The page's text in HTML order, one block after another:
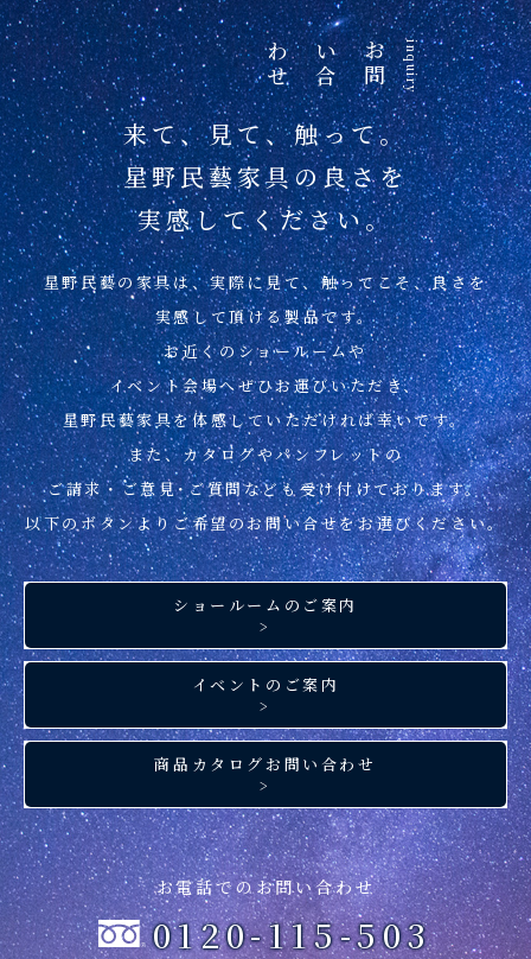
お
問
い
合
わ
せ inquiry
来て、見て、触って。
星野民藝家具の良さを
実感してください。
星野民藝の家具は、実際に見て、触ってこそ、良さを
実感して頂ける製品です。
お近くのショールームや
イベント会場へぜひお運びいただき、
星野民藝家具を体感していただければ幸いです。
また、カタログやパンフレットの
ご請求・ご意見･ご質問なども受け付けております。
以下のボタンよりご希望のお問い合せをお選びください。
ショールームのご案内
>
イベントのご案内
>
商品カタログお問い合わせ
>
お電話でのお問い合わせ
0120-115-503